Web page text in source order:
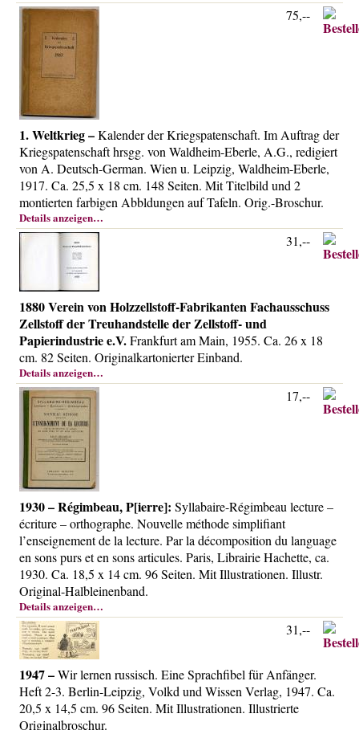
1. Weltkrieg –Kalender der Kriegspatenschaft. Im Auftrag der
Kriegspatenschaft hrsgg. von Waldheim-Eberle, A.G., redigiert
von A. Deutsch-German. Wien u. Leipzig, Waldheim-Eberle,
1917. Ca. 25,5 x 18 cm. 148 Seiten. Mit Titelbild und 2
montierten farbigen Abbldungen auf Tafeln. Orig.-Broschur.
Details anzeigen…
75,--
1880 Verein von Holzzellstoff-Fabrikanten Fachausschuss
Zellstoff der Treuhandstelle der Zellstoff- und
Papierindustrie e.V.Frankfurt am Main, 1955. Ca. 26 x 18
cm. 82 Seiten. Originalkartonierter Einband.
Details anzeigen…
31,--
1930 – Régimbeau, P[ierre]: Syllabaire-Régimbeau lecture –
écriture – orthographe. Nouvelle méthode simplifiant
l’enseignement de la lecture. Par la décomposition du language
en sons purs et en sons articules. Paris, Librairie Hachette, ca.
1930. Ca. 18,5 x 14 cm. 96 Seiten. Mit Illustrationen. Illustr.
Original-Halbleinenband.
Details anzeigen…
17,--
1947 –Wir lernen russisch. Eine Sprachfibel für Anfänger.
Heft 2-3. Berlin-Leipzig, Volkd und Wissen Verlag, 1947. Ca.
20,5 x 14,5 cm. 96 Seiten. Mit Illustrationen. Illustrierte
Originalbroschur.
31,--